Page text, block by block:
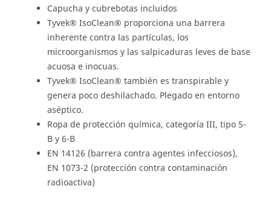
Capucha y cubrebotas incluidos
Tyvek® IsoClean® proporciona una barrera
inherente contra las partículas, los
microorganismos y las salpicaduras leves de base
acuosa e inocuas.
Tyvek® IsoClean® también es transpirable y
genera poco deshilachado. Plegado en entorno
aséptico.
Ropa de protección química, categoría III, tipo 5-
B y 6-B
EN 14126 (barrera contra agentes infecciosos),
EN 1073-2 (protección contra contaminación
radioactiva)